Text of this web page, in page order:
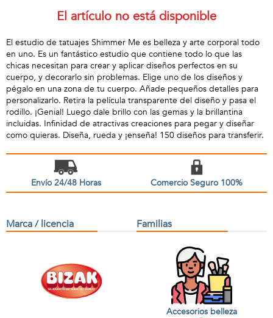
El artículo no está disponible
El estudio de tatuajes Shimmer Me es belleza y arte corporal todo
en uno. Es un fantástico estudio que contiene todo lo que las
chicas necesitan para crear y aplicar diseños perfectos en su
cuerpo, y decorarlo sin problemas. Elige uno de los diseños y
pégalo en una zona de tu cuerpo. Añade pequeños detalles para
personalizarlo. Retira la película transparente del diseño y pasa el
rodillo. ¡Genial! Luego dale brillo con las gemas y la brillantina
incluidas. Infinidad de atractivas creaciones para pegar y diseñar
como quieras. Diseña, rueda y ¡enseña! 150 diseños para transferir.
Envío 24/48 Horas Comercio Seguro 100%
Marca / licencia Familias
Accesorios belleza